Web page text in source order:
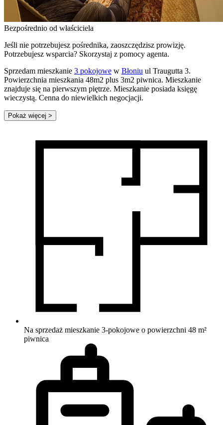
Bezpośrednio od właściciela
Jeśli nie potrzebujesz pośrednika, zaoszczędzisz prowizję.
Potrzebujesz wsparcia? Skorzystaj z pomocy agenta.
Sprzedam mieszkanie 3 pokojowe w Błoniu ul Traugutta 3.
Powierzchnia mieszkania 48m2 plus 3m2 piwnica. Mieszkanie
znajduje się na pierwszym piętrze. Mieszkanie posiada księgę
wieczystą. Cenna do niewielkich negocjacji.
Pokaż więcej >
Na sprzedaż mieszkanie 3-pokojowe o powierzchni 48 m²
piwnica